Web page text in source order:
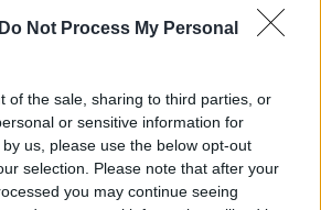
Do Not Process My Personal
of the sale, sharing to third parties, or
or sensitive information for
us, please use the below opt-out
selection. Please note that after your
you may continue seeing
σπίτι-κρησφύγετο των
στην Ακτή του Κυβερνήτη στην
του πυρήνα.
επιβεβαιώνεται και από
επικοινωνίες των δραστών,
έφτασε στα ίχνη του